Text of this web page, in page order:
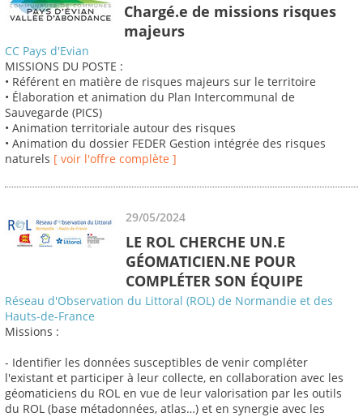
Chargé.e de missions risques
majeurs
CC Pays d'Evian
MISSIONS DU POSTE :
• Référent en matière de risques majeurs sur le territoire
• Élaboration et animation du Plan Intercommunal de
Sauvegarde (PICS)
• Animation territoriale autour des risques
• Animation du dossier FEDER Gestion intégrée des risques
naturels [ voir l'offre complète ]
29/05/2024
LE ROL CHERCHE UN.E
GÉOMATICIEN.NE POUR
COMPLÉTER SON ÉQUIPE
Réseau d'Observation du Littoral (ROL) de Normandie et des
Hauts-de-France
Missions :
- Identifier les données susceptibles de venir compléter
l'existant et participer à leur collecte, en collaboration avec les
géomaticiens du ROL en vue de leur valorisation par les outils
du ROL (base métadonnées, atlas…) et en synergie avec les